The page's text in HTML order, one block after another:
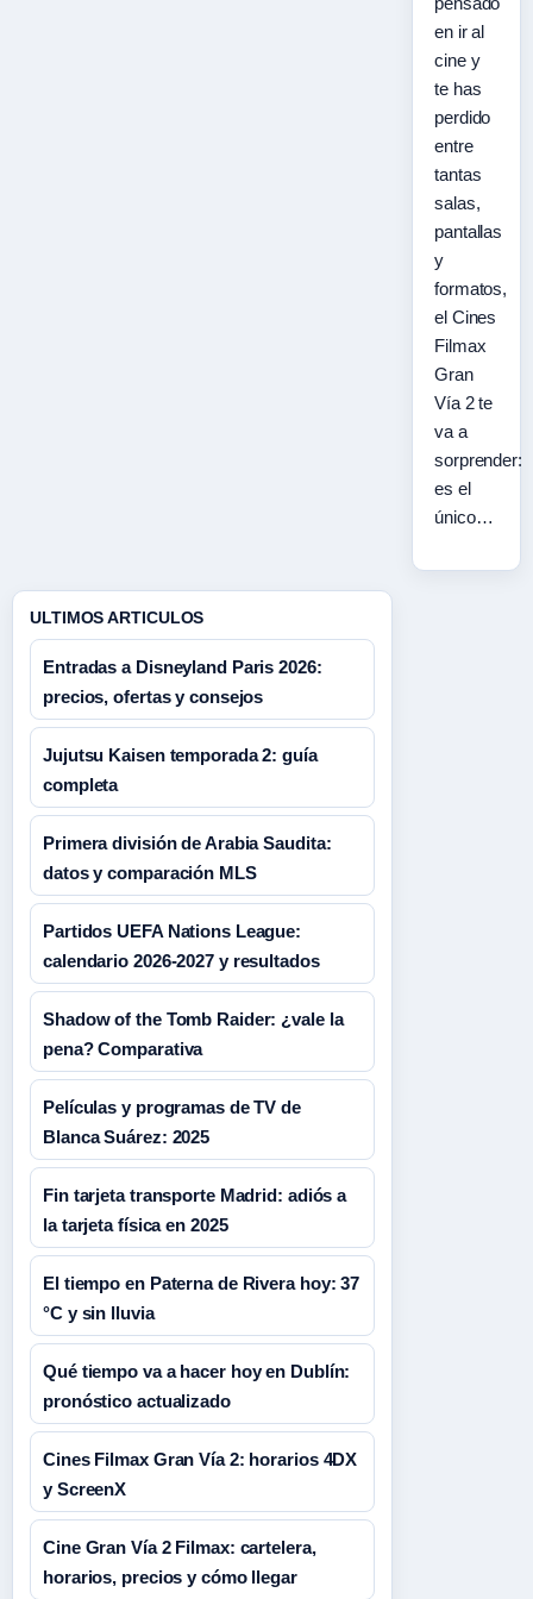
en ir al
cine y
te has
perdido
entre
tantas
salas,
pantallas
y
formatos,
el Cines
Filmax
Gran
Vía 2 te
va a
sorprender:
es el
único…
ULTIMOS ARTICULOS
Entradas a Disneyland Paris 2026:
precios, ofertas y consejos
Jujutsu Kaisen temporada 2: guía
completa
Primera división de Arabia Saudita:
datos y comparación MLS
Partidos UEFA Nations League:
calendario 2026-2027 y resultados
Shadow of the Tomb Raider: ¿vale la
pena? Comparativa
Películas y programas de TV de
Blanca Suárez: 2025
Fin tarjeta transporte Madrid: adiós a
la tarjeta física en 2025
El tiempo en Paterna de Rivera hoy: 37
°C y sin lluvia
Qué tiempo va a hacer hoy en Dublín:
pronóstico actualizado
Cines Filmax Gran Vía 2: horarios 4DX
y ScreenX
Cine Gran Vía 2 Filmax: cartelera,
horarios, precios y cómo llegar